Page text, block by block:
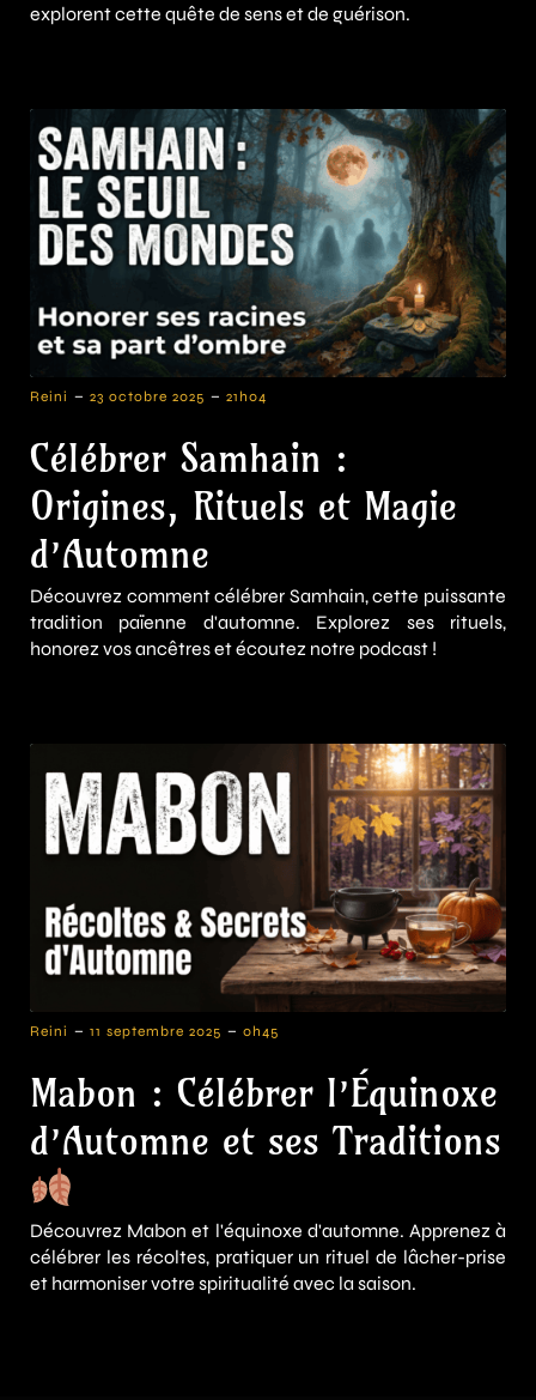
explorent cette quête de sens et de guérison.
Reini - 23 octobre 2025 - 21h04
Célébrer Samhain :
Origines, Rituels et Magie
d’Automne
Découvrez comment célébrer Samhain, cette puissante
tradition païenne d'automne. Explorez ses rituels,
honorez vos ancêtres et écoutez notre podcast !
Reini - 11 septembre 2025 - 0h45
Mabon : Célébrer l’Équinoxe
d’Automne et ses Traditions
Découvrez Mabon et l'équinoxe d'automne. Apprenez à
célébrer les récoltes, pratiquer un rituel de lâcher-prise
et harmoniser votre spiritualité avec la saison.